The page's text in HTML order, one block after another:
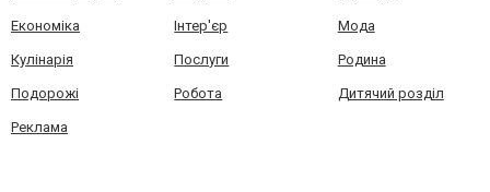
Економіка Інтер'єр Мода
Кулінарія Послуги Родина
Подорожі Робота Дитячий розділ
Реклама